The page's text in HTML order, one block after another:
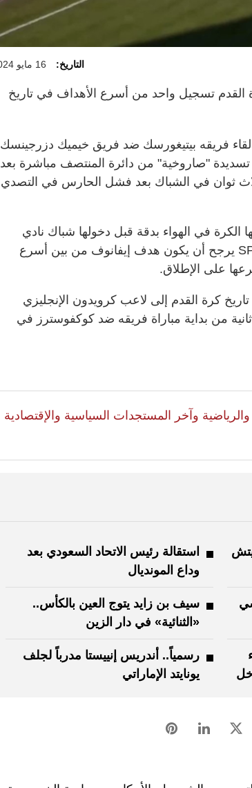
التاريخ: 16 مايو 2024
القدم تسجيل واحد من أسرع الأهداف في تاريخ
لقاء فريقه بيتيغورسك ضد فريق خيميك دزرجينسك
تسديدة "صاروخية" من دائرة المنتصف مباشرة بعد
ثوان في الشباك بعد فشل الحارس في التصدي
الكرة في الهواء بدقة قبل دخولها شباك نادي
خيميك الروسي، ولكن موقع SPORT 24 يرجح أن يكون هدف إيفانوف من بين أسرع
على الإطلاق.
كرة القدم إلى لاعب كرويدون الإنجليزي
رايان هول الذي سجل هدفه بعد 2.31 ثانية من بداية مباراة فريقه ضد كوكفوسترز في
والرياضية وآخر المستجدات السياسية والإقتصادية
استقالة رئيس الاتحاد السعودي بعد
وداع المونديال
سيف بن زايد يتوج العين بالكأس..
«الثنائية» في دار الزين
رسمياً.. أندريس إنييستا مدرباً لجلف
يونايتد الإماراتي